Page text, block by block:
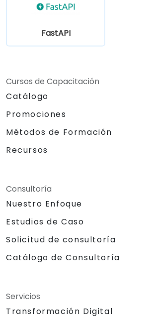
FastAPI
Cursos de Capacitación
Catálogo
Promociones
Métodos de Formación
Recursos
Consultoría
Nuestro Enfoque
Estudios de Caso
Solicitud de consultoría
Catálogo de Consultoría
Servicios
Transformación Digital